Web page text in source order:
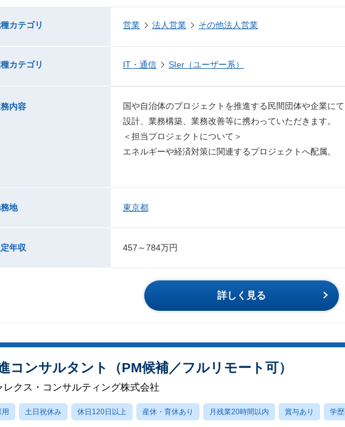
カテゴリ 営業 法人営業 その他法人営業
カテゴリ IT・通信 SIer（ユーザー系）
内容
国や自治体のプロジェクトを推進する民間団体や企業に
設計、業務構築、業務改善等に携わっていただきます。
＜担当プロジェクトについて＞
エネルギーや経済対策に関連するプロジェクトへ配属。
地 東京都
年収 457～784万円
詳しく見る
コンサルタント（PM候補／フルリモート可）
レクス・コンサルティング株式会社
土日祝休み 休日120日以上 産休・育休あり 月残業20時間以内 賞与あり 学